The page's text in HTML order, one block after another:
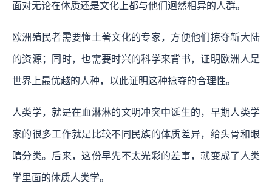
面对无论在体质还是文化上都与他们迥然相异的人群。
欧洲殖民者需要懂土著文化的专家，方便他们掠夺新大陆
的资源；同时，也需要时兴的科学来背书，证明欧洲人是
世界上最优越的人种，以此证明这种掠夺的合理性。
人类学，就是在血淋淋的文明冲突中诞生的，早期人类学
家的很多工作就是比较不同民族的体质差异，给头骨和眼
睛分类。后来，这份早先不太光彩的差事，就变成了人类
学里面的体质人类学。